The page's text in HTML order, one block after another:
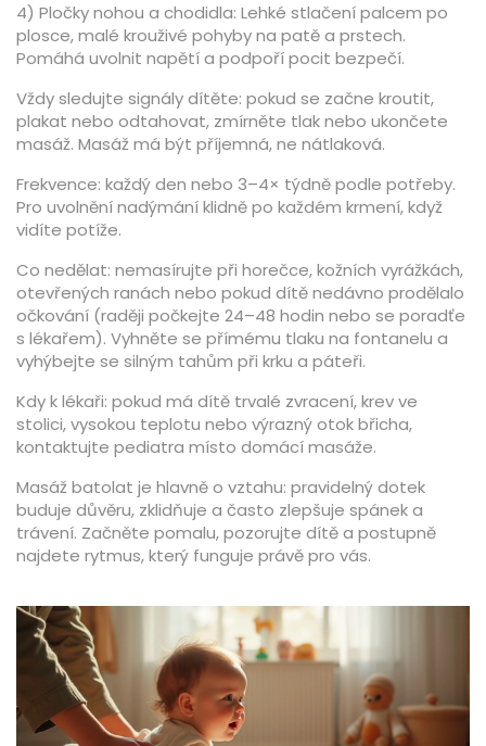
4) Pločky nohou a chodidla: Lehké stlačení palcem po
plosce, malé krouživé pohyby na patě a prstech.
Pomáhá uvolnit napětí a podpoří pocit bezpečí.
Vždy sledujte signály dítěte: pokud se začne kroutit,
plakat nebo odtahovat, zmírněte tlak nebo ukončete
masáž. Masáž má být příjemná, ne nátlaková.
Frekvence: každý den nebo 3–4× týdně podle potřeby.
Pro uvolnění nadýmání klidně po každém krmení, když
vidíte potíže.
Co nedělat: nemasírujte při horečce, kožních vyrážkách,
otevřených ranách nebo pokud dítě nedávno prodělalo
očkování (raději počkejte 24–48 hodin nebo se poradťe
s lékařem). Vyhněte se přímému tlaku na fontanelu a
vyhýbejte se silným tahům při krku a páteři.
Kdy k lékaři: pokud má dítě trvalé zvracení, krev ve
stolici, vysokou teplotu nebo výrazný otok břicha,
kontaktujte pediatra místo domácí masáže.
Masáž batolat je hlavně o vztahu: pravidelný dotek
buduje důvěru, zklidňuje a často zlepšuje spánek a
trávení. Začněte pomalu, pozorujte dítě a postupně
najdete rytmus, který funguje právě pro vás.